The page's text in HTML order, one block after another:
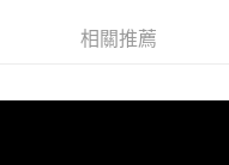
相關推薦